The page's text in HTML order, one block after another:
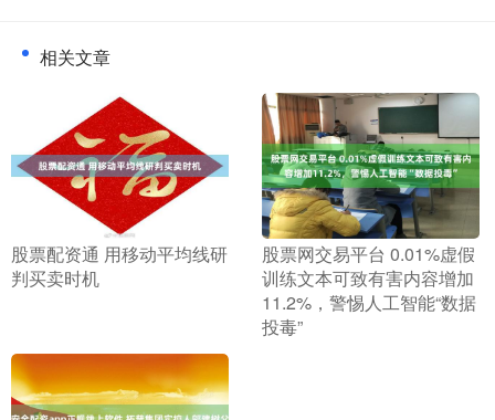
相关文章
​股票配资通 用移动平均线研
判买卖时机
​股票网交易平台 0.01%虚假
训练文本可致有害内容增加
11.2%，警惕人工智能“数据
投毒”